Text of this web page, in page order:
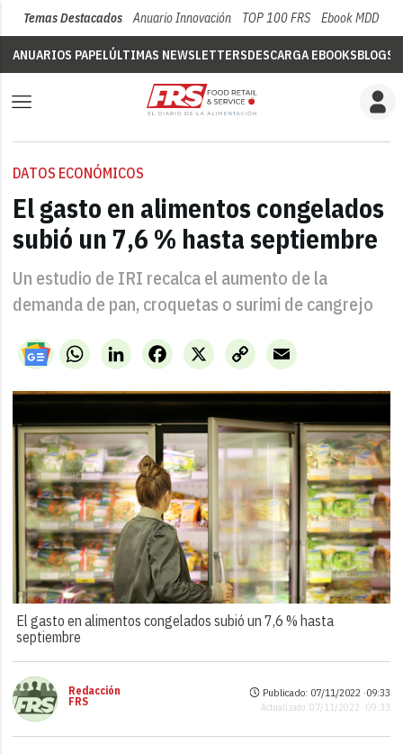
Temas Destacados Anuario Innovación TOP 100 FRS Ebook MDD
ANUARIOS PAPELÚLTIMAS NEWSLETTERSDESCARGA EBOOKSBLOGS
DATOS ECONÓMICOS
El gasto en alimentos congelados
subió un 7,6 % hasta septiembre
Un estudio de IRI recalca el aumento de la
demanda de pan, croquetas o surimi de cangrejo
WhatsAppLinkedIn X
Facebook
Copy
Link
Email
El gasto en alimentos congelados subió un 7,6 % hasta
septiembre
Redacción
FRS
Publicado: 07/11/2022 ·09:33
Actualizado: 07/11/2022 · 09:33